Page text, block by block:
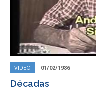
VIDEO 01/02/1986
Décadas